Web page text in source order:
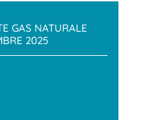
GAS NATURALE
2025